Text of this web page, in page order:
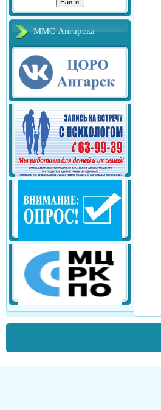
ММС Ангарска